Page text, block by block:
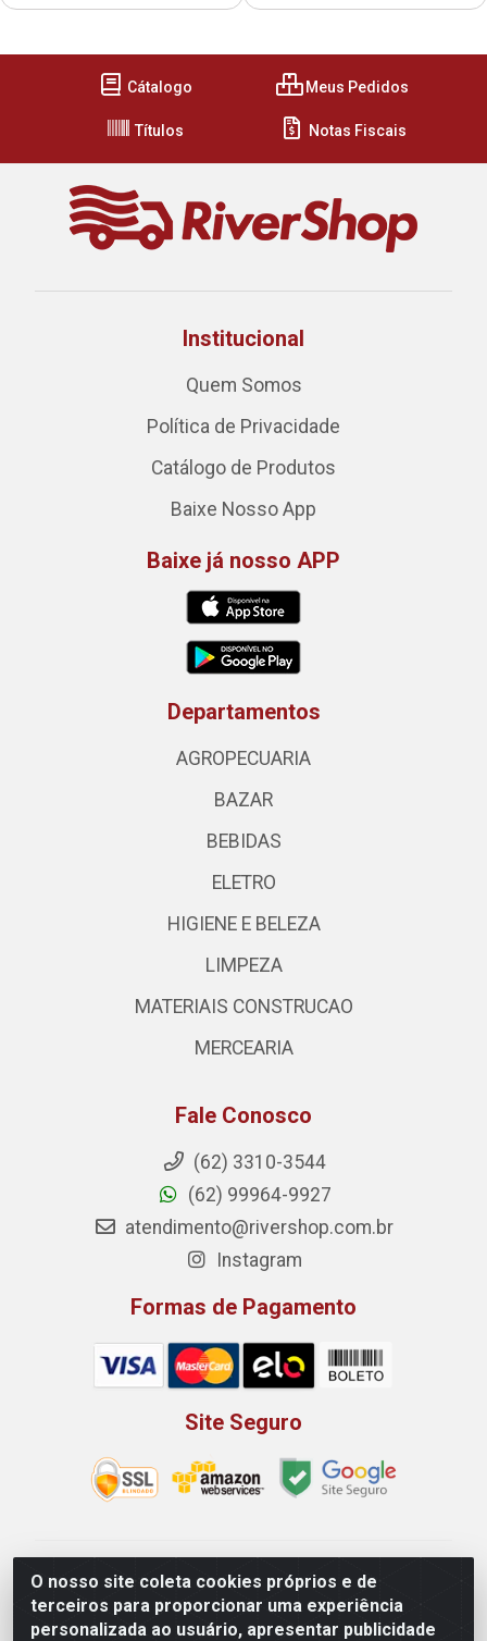
O nosso site coleta cookies próprios e de
terceiros para proporcionar uma experiência
personalizada ao usuário, apresentar publicidade
Cátalogo Meus Pedidos
Títulos Notas Fiscais
Institucional
Quem Somos
Política de Privacidade
Catálogo de Produtos
Baixe Nosso App
Baixe já nosso APP
Departamentos
AGROPECUARIA
BAZAR
BEBIDAS
ELETRO
HIGIENE E BELEZA
LIMPEZA
MATERIAIS CONSTRUCAO
MERCEARIA
Fale Conosco
(62) 3310-3544
(62) 99964-9927
atendimento@rivershop.com.br
Instagram
Formas de Pagamento
Site Seguro
Rio Vermelho Distribuição de Alimentos LTDA - Rodovia
BR, 153, KM 52 N 00 QD 00 LT 16 - Bairro Jardim
Eldorado, Anápolis/GO - CEP 75.045-190 - CNPJ